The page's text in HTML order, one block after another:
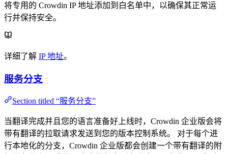
将专用的 Crowdin IP 地址添加到白名单中，以确保其正常运
行并保持安全。
详细了解 IP 地址。
服务分支
Section titled “服务分支”
当翻译完成并且您的语言准备好上线时，Crowdin 企业版会将
带有翻译的拉取请求发送到您的版本控制系统。 对于每个进
行本地化的分支，Crowdin 企业版都会创建一个带有翻译的附